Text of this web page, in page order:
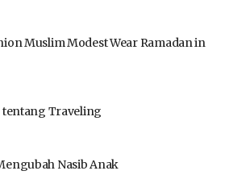
Muslim Modest Wear Ramadan in
tentang Traveling
Nasib Anak